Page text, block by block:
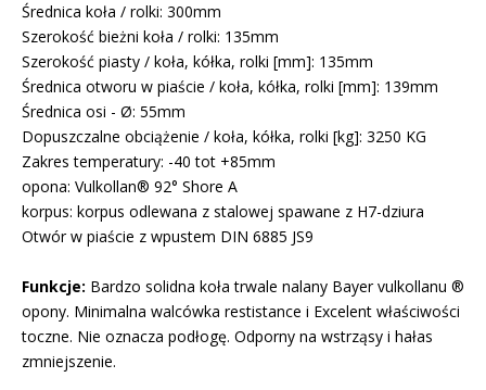
Średnica koła / rolki: 300mm
Szerokość bieżni koła / rolki: 135mm
Szerokość piasty / koła, kółka, rolki [mm]: 135mm
Średnica otworu w piaście / koła, kółka, rolki [mm]: 139mm
Średnica osi - Ø: 55mm
Dopuszczalne obciążenie / koła, kółka, rolki [kg]: 3250 KG
Zakres temperatury: -40 tot +85mm
opona: Vulkollan® 92° Shore A
korpus: korpus odlewana z stalowej spawane z H7-dziura
Otwór w piaście z wpustem DIN 6885 JS9
Funkcje: Bardzo solidna koła trwale nalany Bayer vulkollanu ®
opony. Minimalna walcówka restistance i Excelent właściwości
toczne. Nie oznacza podłogę. Odporny na wstrząsy i hałas
zmniejszenie.